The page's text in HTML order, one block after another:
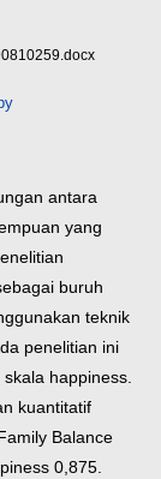
antara
yang
buruh
teknik
penelitian ini
happiness.
kuantitatif
Balance
0,875.